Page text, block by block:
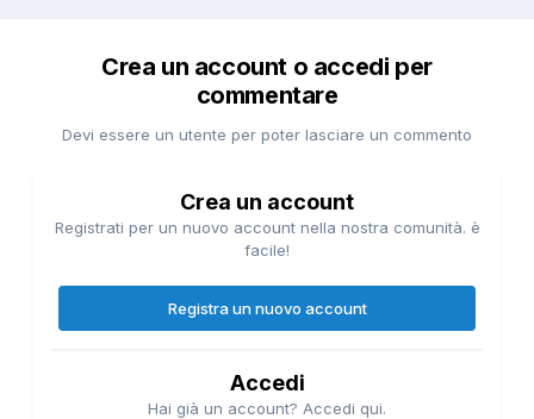
Crea un account o accedi per
commentare
Devi essere un utente per poter lasciare un commento
Crea un account
Registrati per un nuovo account nella nostra comunità. è
facile!
Registra un nuovo account
Accedi
Hai già un account? Accedi qui.